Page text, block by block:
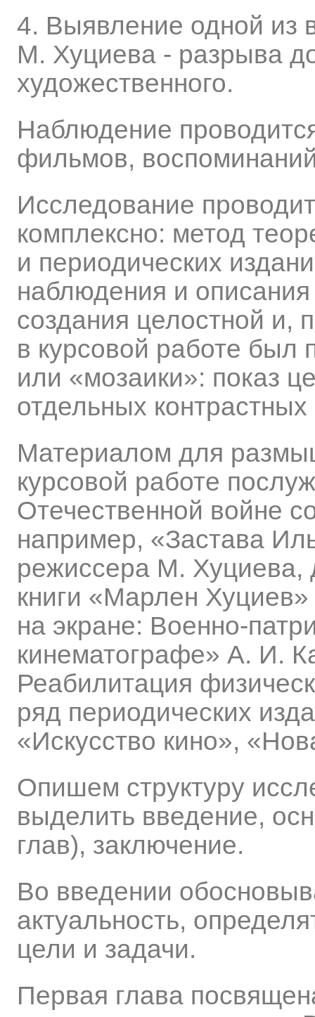
4. Выявление одной из
М. Хуциева - разрыва
художественного.
Наблюдение
фильмов,
Исследование
комплексно: метод
и периодических
наблюдения и
создания целостной и,
в курсовой работе был
или «мозаики»: показ
отдельных контрастных
Материалом для
курсовой работе
Отечественной войне
например, «Застава
режиссера М. Хуциева,
книги «Марлен
на экране: Военно-
кинематографе» А. И.
Реабилитация
ряд периодических
«Искусство кино»,
Опишем структуру
выделить введение,
глав), заключение.
Во введении
актуальность,
цели и задачи.
Первая глава